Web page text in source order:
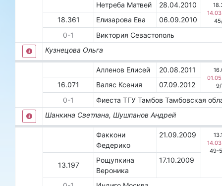
Нетреба Матвей 28.04.2010
45
18.361 Елизарова Ева
06.09.2010
0-1 ВикторияСевастополь
Кузнецова Ольга
Алленов Елисей 20.08.2011
9/
16.071 Валяс Ксения
07.09.2012
0-1 Фиеста ТГУТамбовТамбовская
Шанкина Светлана, Шушпанов Андрей
Факкони
Федерико
21.09.2009
49-
13.197
Рощупкина
Вероника
17.10.2009